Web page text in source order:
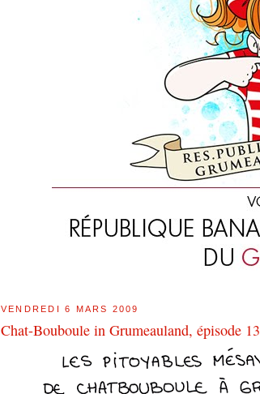
VENDREDI 6 MARS 2009
Chat-Bouboule in Grumeauland, épisode 13